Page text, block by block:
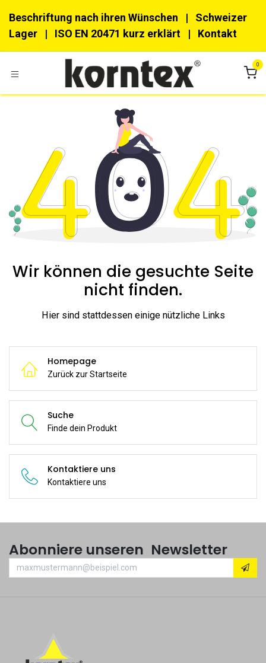
Beschriftung nach ihren Wünschen | Schweizer
Lager | ISO EN 20471 kurz erklärt | Kon​​takt
0
Wir können die gesuchte Seite
nicht finden.
Hier sind stattdessen einige nützliche Links
Homepage
Zurück zur Startseite
Suche
Finde dein Produkt
Kontaktiere uns
Kontaktiere uns
Abonniere unseren Newsletter